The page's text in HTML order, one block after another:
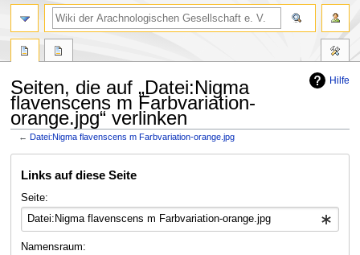
Hilfe
Seiten, die auf „Datei:Nigma
flavenscens m Farbvariation-
orange.jpg“ verlinken
←Datei:Nigma flavenscens m Farbvariation-orange.jpg
Navigation
Suche
Links auf diese Seite
Seite:
Namensraum: